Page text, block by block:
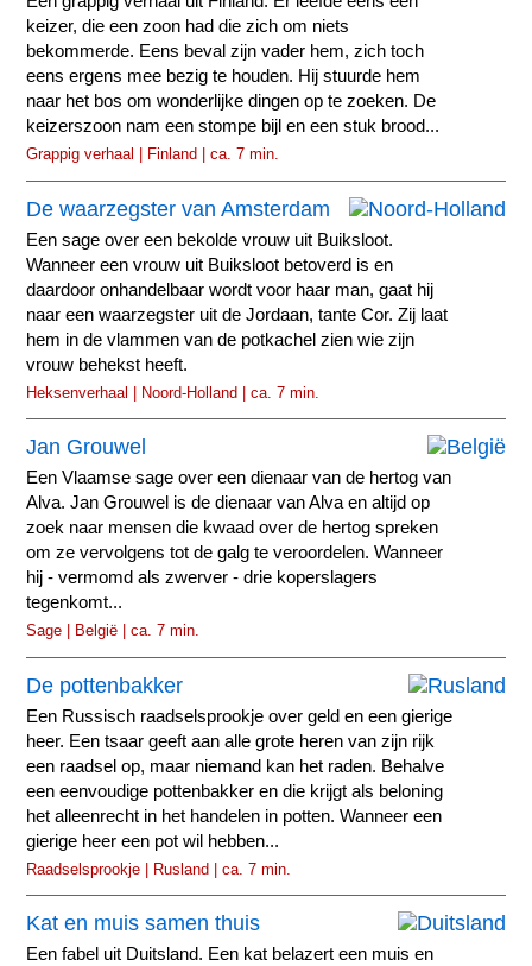
keizer, die een zoon had die zich om niets
bekommerde. Eens beval zijn vader hem, zich toch
eens ergens mee bezig te houden. Hij stuurde hem
naar het bos om wonderlijke dingen op te zoeken. De
keizerszoon nam een stompe bijl en een stuk brood...
Grappig verhaal | Finland | ca. 7 min.
De waarzegster van Amsterdam
Een sage over een bekolde vrouw uit Buiksloot.
Wanneer een vrouw uit Buiksloot betoverd is en
daardoor onhandelbaar wordt voor haar man, gaat hij
naar een waarzegster uit de Jordaan, tante Cor. Zij laat
hem in de vlammen van de potkachel zien wie zijn
vrouw behekst heeft.
Heksenverhaal | Noord-Holland | ca. 7 min.
Jan Grouwel
Een Vlaamse sage over een dienaar van de hertog van
Alva. Jan Grouwel is de dienaar van Alva en altijd op
zoek naar mensen die kwaad over de hertog spreken
om ze vervolgens tot de galg te veroordelen. Wanneer
hij - vermomd als zwerver - drie koperslagers
tegenkomt...
Sage | België | ca. 7 min.
De pottenbakker
Een Russisch raadselsprookje over geld en een gierige
heer. Een tsaar geeft aan alle grote heren van zijn rijk
een raadsel op, maar niemand kan het raden. Behalve
een eenvoudige pottenbakker en die krijgt als beloning
het alleenrecht in het handelen in potten. Wanneer een
gierige heer een pot wil hebben...
Raadselsprookje | Rusland | ca. 7 min.
Kat en muis samen thuis
Een fabel uit Duitsland. Een kat belazert een muis en